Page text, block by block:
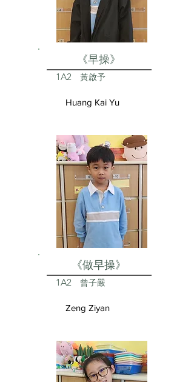
《早操》
1A2 黃啟予
Huang Kai Yu
《做早操》
1A2 曾子嚴
Zeng Ziyan